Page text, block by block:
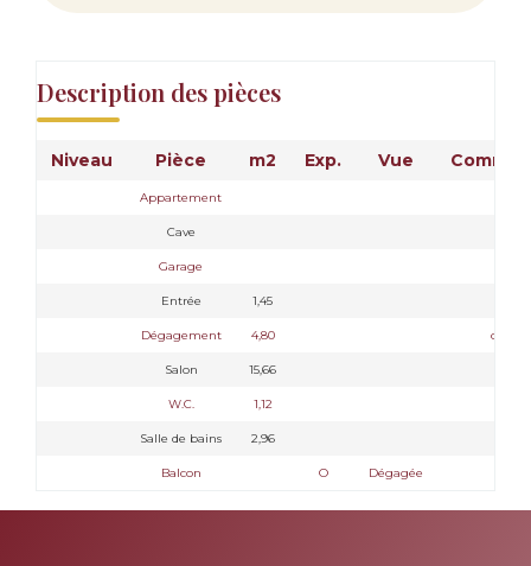
Description des pièces
Niveau Pièce m2 Exp. Vue
Appartement
Cave
Garage
Entrée 1,45
Dégagement 4,80 coin
Salon 15,66
W.C. 1,12
Salle de bains 2,96
Balcon O Dégagée